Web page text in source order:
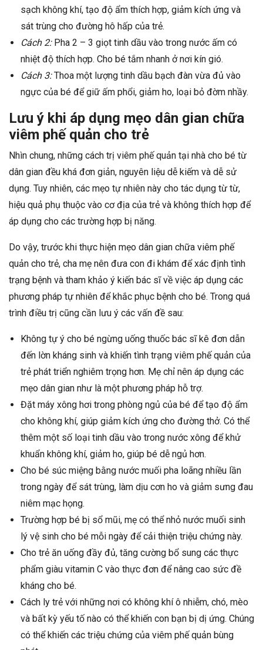
sạch không khí, tạo độ ẩm thích hợp, giảm kích ứng và
sát trùng cho đường hô hấp của trẻ.
Cách 2:Pha 2 – 3 giọt tinh dầu vào trong nước ấm có
nhiệt độ thích hợp. Cho bé tắm nhanh ở nơi kín gió.
Cách 3:Thoa một lượng tinh dầu bạch đàn vừa đủ vào
ngực của bé để giữ ấm phổi, giảm ho, loại bỏ đờm nhầy.
Lưu ý khi áp dụng mẹo dân gian chữa
viêm phế quản cho trẻ
Nhìn chung, những cách trị viêm phế quản tại nhà cho bé từ
dân gian đều khá đơn giản, nguyên liệu dễ kiếm và dễ sử
dụng. Tuy nhiên, các mẹo tự nhiên này cho tác dụng từ từ,
hiệu quả phụ thuộc vào cơ địa của trẻ và không thích hợp để
áp dụng cho các trường hợp bị năng.
Do vậy, trước khi thực hiện mẹo dân gian chữa viêm phế
quản cho trẻ, cha mẹ nên đưa con đi khám để xác định tình
trạng bệnh và tham khảo ý kiến bác sĩ về việc áp dụng các
phương pháp tự nhiên để khắc phục bệnh cho bé. Trong quá
trình điều trị cũng cần lưu ý các vấn đề sau:
Không tự ý cho bé ngừng uống thuốc bác sĩ kê đơn dẫn
đến lờn kháng sinh và khiến tình trạng viêm phế quản của
trẻ phát triển nghiêm trọng hơn. Mẹ chỉ nên áp dụng các
mẹo dân gian như là một phương pháp hỗ trợ.
Đặt máy xông hơi trong phòng ngủ của bé để tạo độ ẩm
cho không khí, giúp giảm kích ứng cho đường thở. Có thể
thêm một số loại tinh dầu vào trong nước xông để khử
khuẩn không khí, giảm ho, giúp bé dễ ngủ hơn.
Cho bé súc miệng bằng nước muối pha loãng nhiều lần
trong ngày để sát trùng, làm dịu cơn ho và giảm sưng đau
niêm mạc họng.
Trường hợp bé bị sổ mũi, mẹ có thể nhỏ nước muối sinh
lý vệ sinh cho bé mỗi ngày để cải thiện triệu chứng này.
Cho trẻ ăn uống đầy đủ, tăng cường bổ sung các thực
phẩm giàu vitamin C vào thực đơn để nâng cao sức đề
kháng cho bé.
Cách ly trẻ với những nơi có không khí ô nhiễm, chó, mèo
và bất kỳ yếu tố nào có thể khiến con bạn bị dị ứng. Chúng
có thể khiến các triệu chứng của viêm phế quản bùng